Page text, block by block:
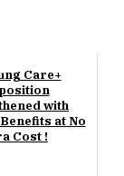
Care+
with
at No
Cost !